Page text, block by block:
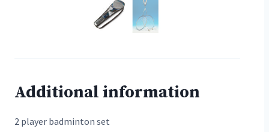
Additional information
2 player badminton set